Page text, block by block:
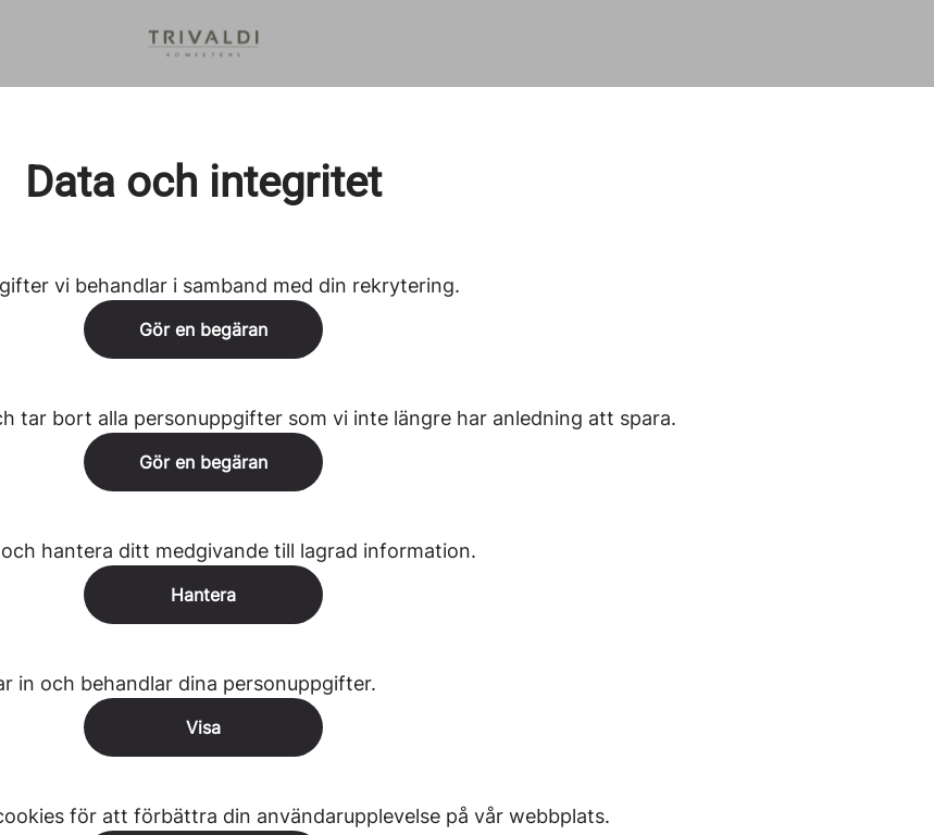
Data och integritet
vi behandlar i samband med din rekrytering.
Gör en begäran
tar bort alla personuppgifter som vi inte längre har anledning att spara.
Gör en begäran
hantera ditt medgivande till lagrad information.
Hantera
in och behandlar dina personuppgifter.
Visa
för att förbättra din användarupplevelse på vår webbplats.